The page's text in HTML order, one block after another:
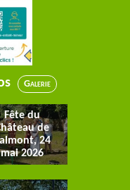
Galerie
Fête du
de
24
mai 2026